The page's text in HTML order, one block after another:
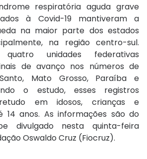
respiratória aguda grave
à Covid-19 mantiveram a
na maior parte dos estados
na região centro-sul.
unidades federativas
de avanço nos números de
Mato Grosso, Paraíba e
o estudo, esses registros
em idosos, crianças e
14 anos. As informações são do
divulgado nesta quinta-feira
Oswaldo Cruz (Fiocruz).